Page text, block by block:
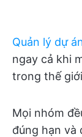
Quản lý dự
ngay cả khi
trong thế
Mọi nhóm
đúng hạn và